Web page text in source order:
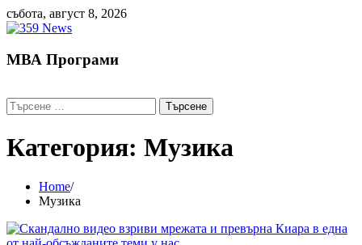
Skip
to
събота, август 8, 2026
МВА Програми
Търсене
за:
Категория: Музика
Home
Музика